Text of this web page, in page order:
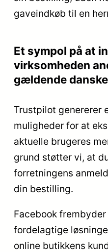
gaveindkøb til en
Et sympol på at
virksomheden
gældende
Trustpilot genererer
muligheder for at
aktuelle brugeres
grund støtter vi, at
forretningens
din bestilling.
Facebook
fordelagtige
online butikkens